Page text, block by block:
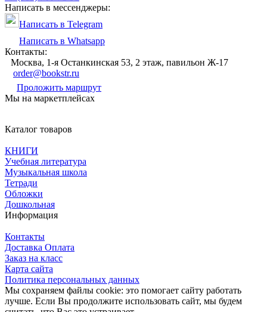
Написать в мессенджеры:
Написать в Telegram
Написать в Whatsapp
Контакты:
Москва, 1-я Останкинская 53, 2 этаж, павильон Ж-17
order@bookstr.ru
Проложить маршрут
Мы на маркетплейсах
Каталог товаров
КНИГИ
Учебная литература
Музыкальная школа
Тетради
Обложки
Дошкольная
Информация
Контакты
Доставка Оплата
Заказ на класс
Карта сайта
Политика персональных данных
Мы сохраняем файлы cookie: это помогает сайту работать
лучше. Если Вы продолжите использовать сайт, мы будем